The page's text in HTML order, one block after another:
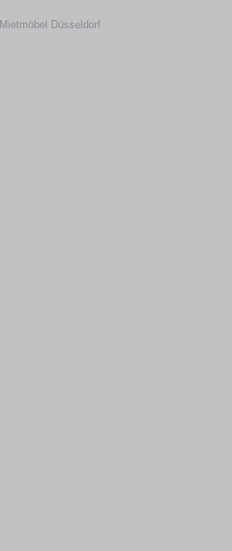
Mietmöbel Düsseldorf